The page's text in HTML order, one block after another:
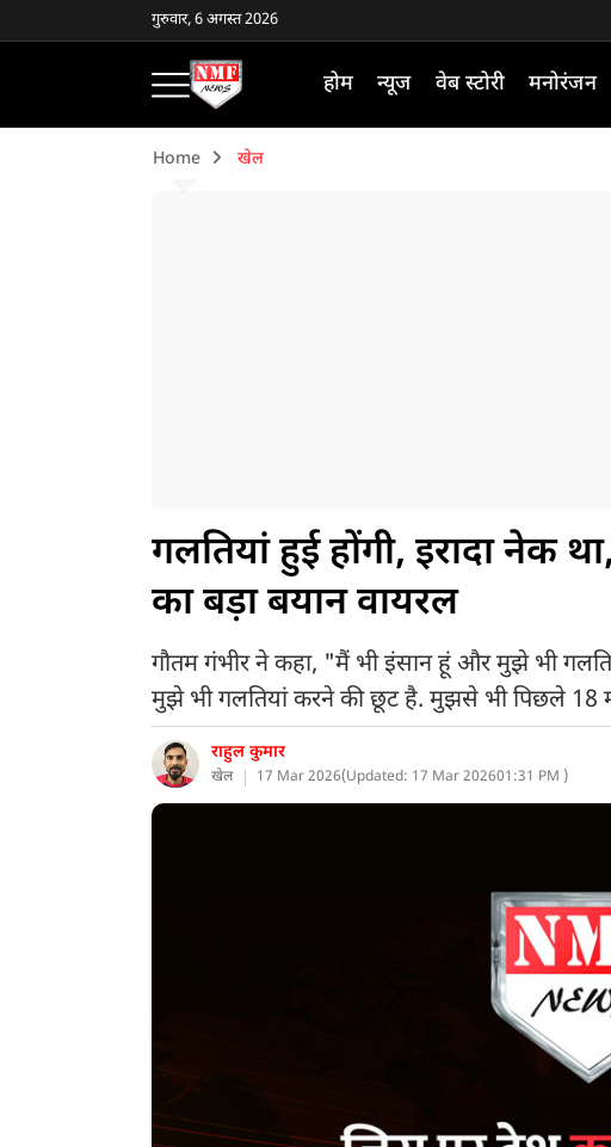
गुरुवार, 6 अगस्त 2026
होम न्यूज वेब स्टोरी मनोरंजन
Home खेल
गलतियां हुई होंगी, इरादा नेक
का बड़ा बयान वायरल
गौतम गंभीर ने कहा, "मैं भी इंसान हूं और मुझे भी
मुझे भी गलतियां करने की छूट है. मुझसे भी पिछले 18
राहुल कुमार
खेल 17 Mar 2026(Updated: 17 Mar 202601:31 PM )